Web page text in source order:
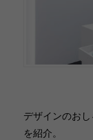
デザインのお
を紹介。